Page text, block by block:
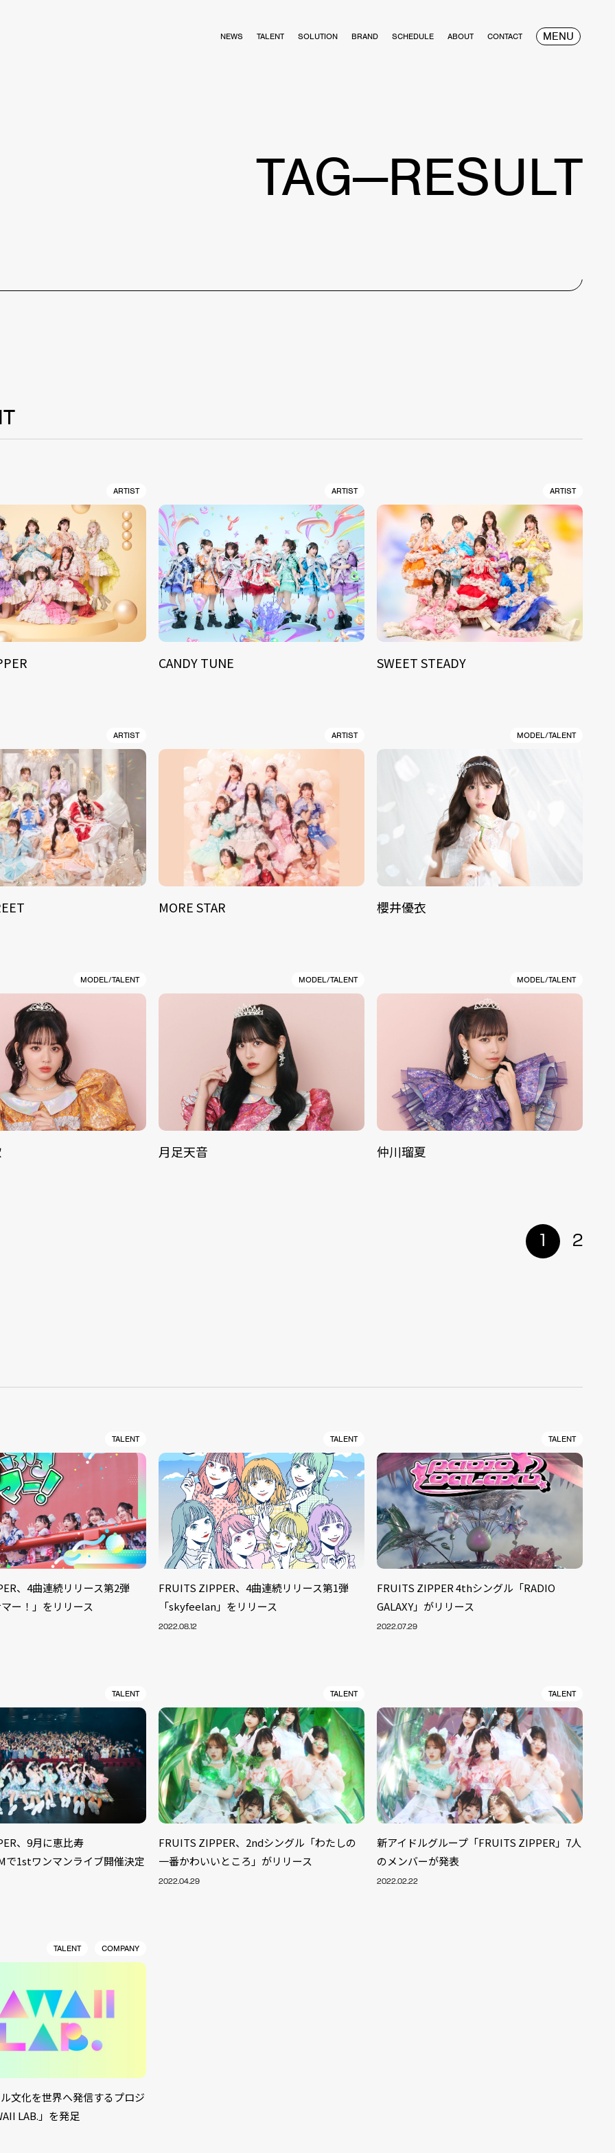
NEWS TALENT SOLUTION BRAND SCHEDULE ABOUT CONTACT MENU
TAG—RESULT
ARTIST ARTIST
CANDY TUNE
ARTIST
SWEET STEADY
ARTIST ARTIST
MORE STAR
MODEL/TALENT
櫻井優衣
MODEL/TALENT MODEL/TALENT
月足天音
MODEL/TALENT
仲川瑠夏
1 2
TALENT
、4曲連続リリース第2弾
ー！」をリリース
TALENT
FRUITS ZIPPER、4曲連続リリース第1弾
「skyfeelan」をリリース
2022.08.12
TALENT
FRUITS ZIPPER 4thシングル「RADIO
GALAXY」がリリース
2022.07.29
TALENT
、9月に恵比寿
で1stワンマンライブ開催決定
TALENT
FRUITS ZIPPER、2ndシングル「わたしの
一番かわいいところ」がリリース
2022.04.29
TALENT
新アイドルグループ「FRUITS ZIPPER」7人
のメンバーが発表
2022.02.22
TALENT COMPANY
文化を世界へ発信するプロジ
LAB.」を発足